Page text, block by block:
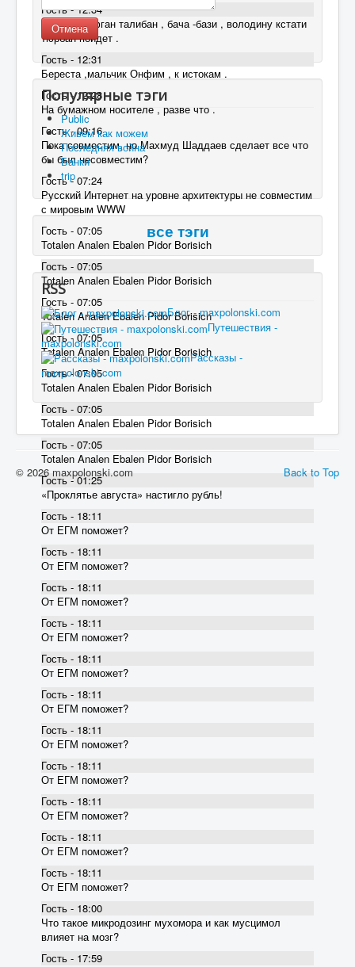
Гость - 12:34
Махмуд ,афган талибан , бача -бази , володину кстати
тюрбан пойдет .
Гость - 12:31
Береста ,мальчик Онфим , к истокам .
Гость - 12:28
На бумажном носителе , разве что .
Гость - 09:16
Пока совместим, но Махмуд Шаддаев сделает все что
бы был несовместим?
Гость - 07:24
Русский Интернет на уровне архитектуры не совместим
с мировым WWW
Гость - 07:05
Totalen Analen Ebalen Pidor Borisich
Гость - 07:05
Totalen Analen Ebalen Pidor Borisich
Гость - 07:05
Totalen Analen Ebalen Pidor Borisich
Гость - 07:05
Totalen Analen Ebalen Pidor Borisich
Гость - 07:05
Totalen Analen Ebalen Pidor Borisich
Гость - 07:05
Totalen Analen Ebalen Pidor Borisich
Гость - 07:05
Totalen Analen Ebalen Pidor Borisich
Гость - 01:25
«Проклятье августа» настигло рубль!
Гость - 18:11
От ЕГМ поможет?
Гость - 18:11
От ЕГМ поможет?
Гость - 18:11
От ЕГМ поможет?
Гость - 18:11
От ЕГМ поможет?
Гость - 18:11
От ЕГМ поможет?
Гость - 18:11
От ЕГМ поможет?
Гость - 18:11
От ЕГМ поможет?
Гость - 18:11
От ЕГМ поможет?
Гость - 18:11
От ЕГМ поможет?
Гость - 18:11
От ЕГМ поможет?
Гость - 18:11
От ЕГМ поможет?
Гость - 18:00
Что такое микродозинг мухомора и как мусцимол
влияет на мозг?
Гость - 17:59
Отмена
Популярные тэги
Public
Живем как можем
Последняя война
Банки
trip
все тэги
RSS
Блог - maxpolonski.com
Путешествия -
maxpolonski.com
Рассказы -
maxpolonski.com
Back to Top
© 2026 maxpolonski.com